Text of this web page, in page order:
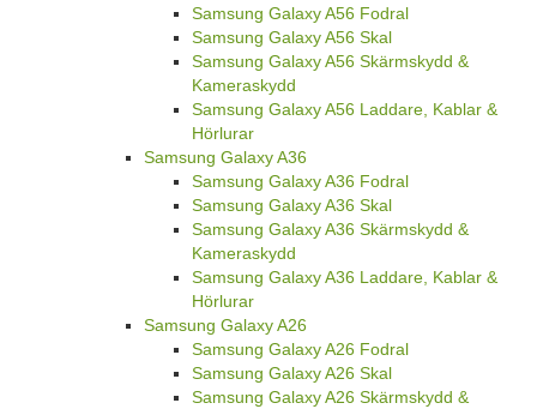
Samsung Galaxy A56 Fodral
Samsung Galaxy A56 Skal
Samsung Galaxy A56 Skärmskydd &
Kameraskydd
Samsung Galaxy A56 Laddare, Kablar &
Hörlurar
Samsung Galaxy A36
Samsung Galaxy A36 Fodral
Samsung Galaxy A36 Skal
Samsung Galaxy A36 Skärmskydd &
Kameraskydd
Samsung Galaxy A36 Laddare, Kablar &
Hörlurar
Samsung Galaxy A26
Samsung Galaxy A26 Fodral
Samsung Galaxy A26 Skal
Samsung Galaxy A26 Skärmskydd &